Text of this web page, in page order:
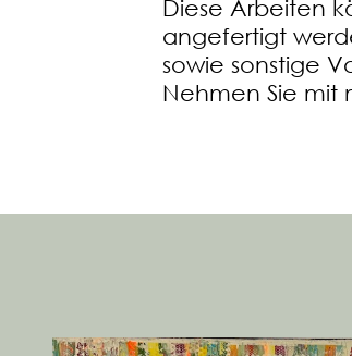
Diese Arbeiten
angefertigt
sowie sonstige
Nehmen Sie mit